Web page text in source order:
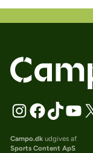
Campo.dkudgives af
Sports Content ApS